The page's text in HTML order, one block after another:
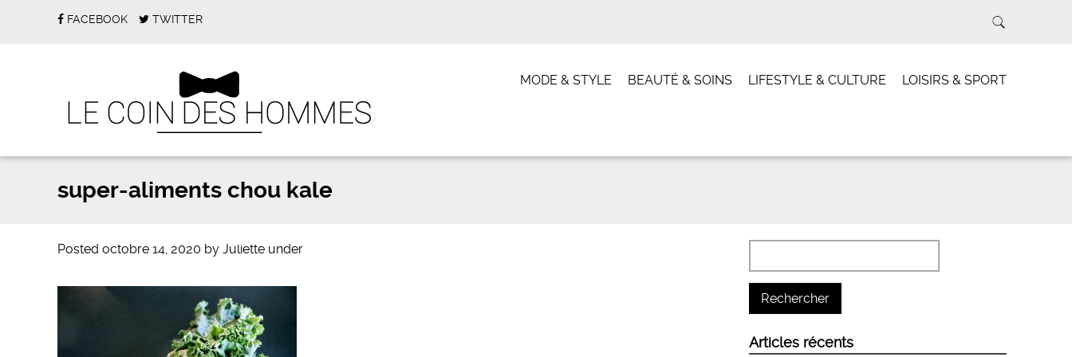
FACEBOOK TWITTER
MODE & STYLE BEAUTÉ & SOINS LIFESTYLE & CULTURE LOISIRS & SPORT
super-aliments chou kale
Posted octobre 14, 2020 by Juliette under
Articles récents